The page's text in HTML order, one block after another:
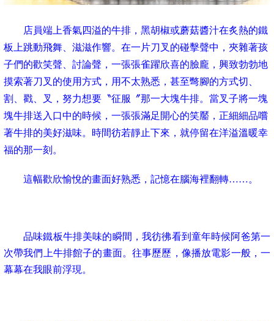
店員端上香氣四溢的牛排，黑胡椒或蘑菇醬汁在炙熱的鐵
板上跳動飛舞、滋滋作響。在一片刀叉的碰擊聲中，夾雜著孩
子們的歡笑聲、討論聲，一張張雀躍欣喜的臉龐，興致勃勃地
摸索著刀叉的使用方式，用不太熟悉，甚至彆腳的方式切、
割、戳、叉，努力想要〝征服〞那一大塊牛排。當叉子將一塊
塊牛排送入口中的時候，一張張滿足開心的笑靨，正細細品嚐
著牛排的美好滋味。時間彷若靜止下來，就停留在洋溢溫暖幸
福的那一刻。
這幅歡欣愉悅的畫面好熟悉，記憶在腦海裡翻轉……。
品味鐵板牛排美味的瞬間，我彷彿看到童年時候阿爸第一
次帶我們上牛排館子的畫面。往事歷歷，像播放電影一般，一
幕幕在我眼前浮現。